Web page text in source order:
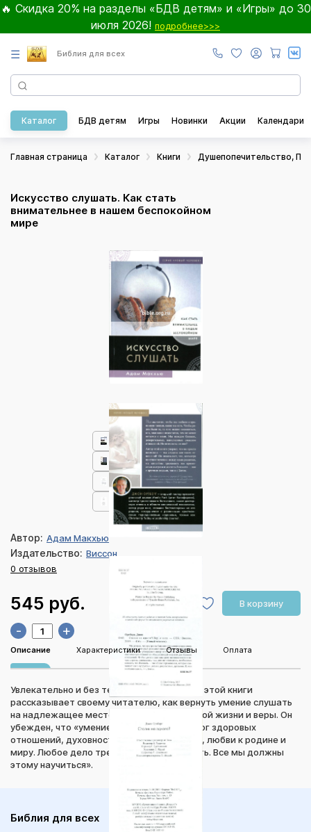
🔥 Скидка 20% на разделы «БДВ детям» и «Игры» до 30
июля 2026! подробнее>>>
☰ Библия для всех
Каталог БДВ детям Игры Новинки Акции Календари
Главная страница Каталог Книги Душепопечительство,
Искусство слушать. Как стать
внимательнее в нашем беспокойном
мире
Автор: Адам Макхью
Издательство: Виссон
0 отзывов
545 руб. В корзину
- +
Описание Характеристики Отзывы Оплата
Увлекательно и без тени назидания автор этой книги
рассказывает своему читателю, как вернуть умение слушать
на надлежащее место, сделать его основой жизни и веры. Он
убежден, что «умение слушать — это залог здоровых
отношений, духовности, служения церкви, любви к родине и
миру. Любое дело требует умения слушать. Все мы должны
этому научиться».
Библия для всех